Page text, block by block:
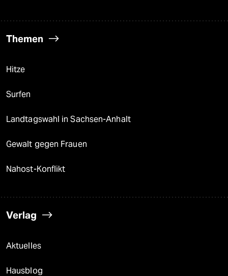
Themen
Hitze
Surfen
Landtagswahl in Sachsen-Anhalt
Gewalt gegen Frauen
Nahost-Konflikt
Verlag
Aktuelles
Hausblog